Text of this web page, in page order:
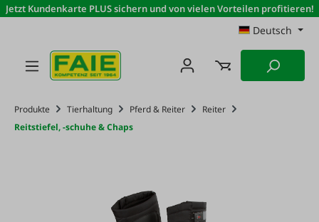
Zum Hauptinhalt springen
Jetzt Kundenkarte PLUS sichern und von vielen Vorteilen profitieren!
Deutsch
Produkte Tierhaltung Pferd & Reiter
Reiter
Reitstiefel, -schuhe & Chaps